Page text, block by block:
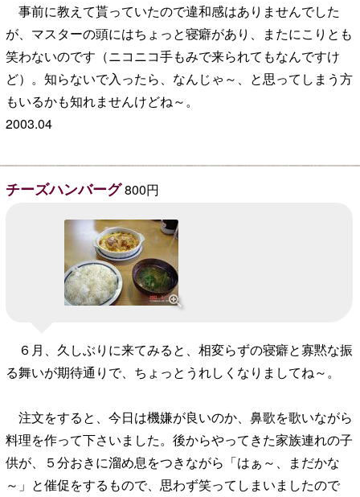
事前に教えて貰っていたので違和感はありませんでした
が、マスターの頭にはちょっと寝癖があり、またにこりとも
笑わないのです（ニコニコ手もみで来られてもなんですけ
ど）。知らないで入ったら、なんじゃ～、と思ってしまう方
もいるかも知れませんけどね～。
2003.04
チーズハンバーグ800円
６月、久しぶりに来てみると、相変らずの寝癖と寡黙な振
る舞いが期待通りで、ちょっとうれしくなりましてね～。
注文をすると、今日は機嫌が良いのか、鼻歌を歌いながら
料理を作って下さいました。後からやってきた家族連れの子
供が、５分おきに溜め息をつきながら「はぁ～、まだかな
～」と催促をするもので、思わず笑ってしまいましたので